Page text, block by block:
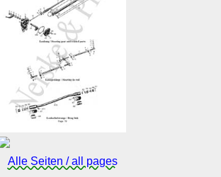
Alle Seiten / all pages